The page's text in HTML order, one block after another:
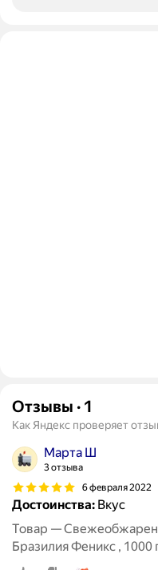
Отзывы · 1
Как Яндекс проверяет
Марта Ш
3 отзыва
6 февраля 2022
Достоинства: Вкус
Товар —
Бразилия Феникс , 1000